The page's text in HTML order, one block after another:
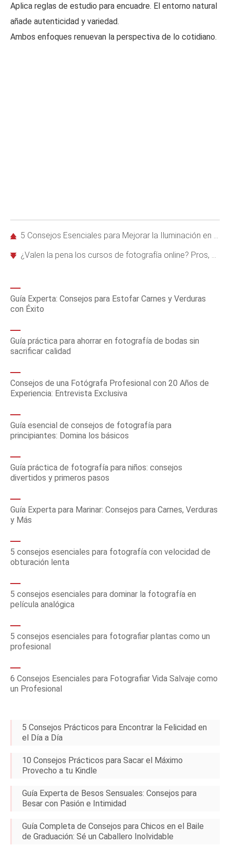
Aplica reglas de estudio para encuadre. El entorno natural
añade autenticidad y variedad.
Ambos enfoques renuevan la perspectiva de lo cotidiano.
5 Consejos Esenciales para Mejorar la Iluminación en Fotografía
¿Valen la pena los cursos de fotografía online? Pros, contras y opiniones de expertos
Guía Experta: Consejos para Estofar Carnes y Verduras
con Éxito
Guía práctica para ahorrar en fotografía de bodas sin
sacrificar calidad
Consejos de una Fotógrafa Profesional con 20 Años de
Experiencia: Entrevista Exclusiva
Guía esencial de consejos de fotografía para
principiantes: Domina los básicos
Guía práctica de fotografía para niños: consejos
divertidos y primeros pasos
Guía Experta para Marinar: Consejos para Carnes, Verduras
y Más
5 consejos esenciales para fotografía con velocidad de
obturación lenta
5 consejos esenciales para dominar la fotografía en
película analógica
5 consejos esenciales para fotografiar plantas como un
profesional
6 Consejos Esenciales para Fotografiar Vida Salvaje como
un Profesional
5 Consejos Prácticos para Encontrar la Felicidad en
el Día a Día
10 Consejos Prácticos para Sacar el Máximo
Provecho a tu Kindle
Guía Experta de Besos Sensuales: Consejos para
Besar con Pasión e Intimidad
Guía Completa de Consejos para Chicos en el Baile
de Graduación: Sé un Caballero Inolvidable